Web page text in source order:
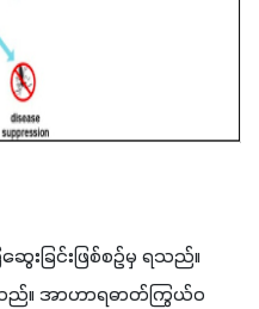
ခြင်းဖြစ်စဥ်မှ ရသည်။
ည်။ အာဟာရဓာတ်ကြွယ်ဝ